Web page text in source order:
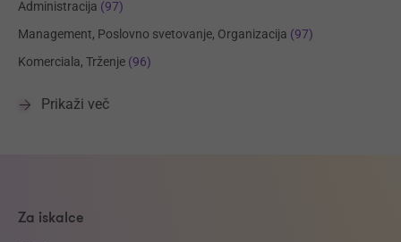
Administracija (97)
Management, Poslovno svetovanje, Organizacija (97)
Komerciala, Trženje (96)
Prikaži več
Za iskalce